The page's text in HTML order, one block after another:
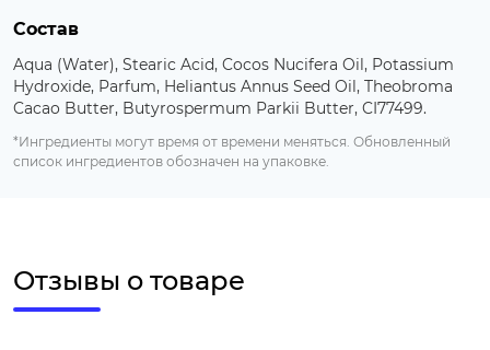
Состав
Aqua (Water), Stearic Acid, Cocos Nucifera Oil, Potassium
Hydroxide, Parfum, Heliantus Annus Seed Oil, Theobroma
Cacao Butter, Butyrospermum Parkii Butter, CI77499.
*Ингредиенты могут время от времени меняться. Обновленный
список ингредиентов обозначен на упаковке.
Отзывы о товаре